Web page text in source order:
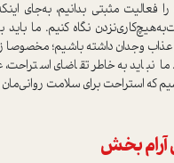
را فعالیت مثبتی بدانیم، به‌جای
نگاه کنیم. ما باید
وجدان داشته باشیم؛ مخصوصا
ما نباید به‌خاطر تقاضای
که استراحت برای سلامت
آرام بخش